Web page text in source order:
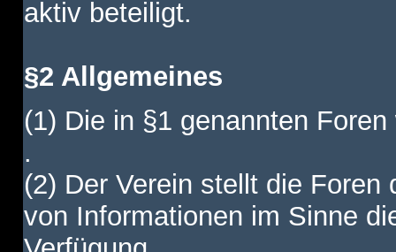
aktiv beteiligt.
§2 Allgemeines
(1) Die in §1 genannten
.
(2) Der Verein stellt die
von Informationen im Sinne